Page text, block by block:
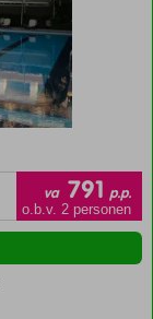
va 791 p.p.
o.b.v. 2 personen